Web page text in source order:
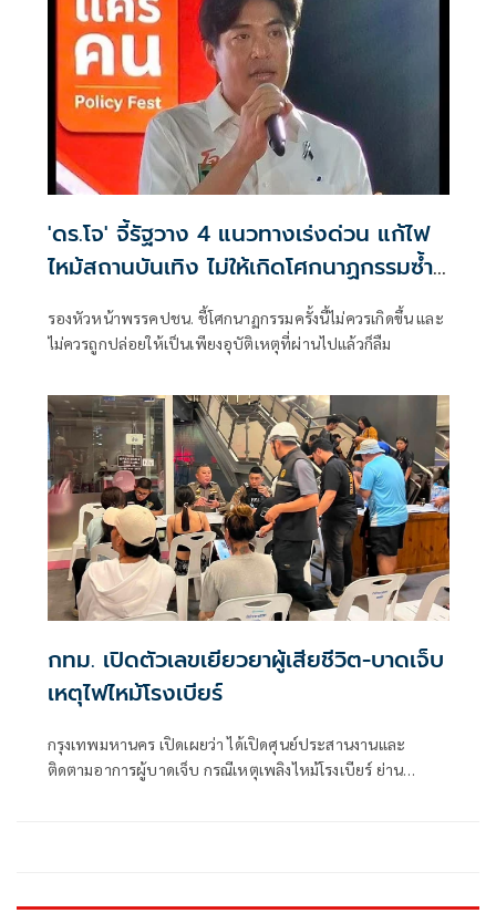
'ดร.โจ' จี้รัฐวาง 4 แนวทางเร่งด่วน แก้ไฟ
ไหม้สถานบันเทิง ไม่ให้เกิดโศกนาฏกรรมซ้ำ
รองหัวหน้าพรรคปชน. ชี้โศกนาฏกรรมครั้งนี้ไม่ควรเกิดขึ้น และ
ไม่ควรถูกปล่อยให้เป็นเพียงอุบัติเหตุที่ผ่านไปแล้วก็ลืม
กทม. เปิดตัวเลขเยียวยาผู้เสียชีวิต-บาดเจ็บ
เหตุไฟไหม้โรงเบียร์
กรุงเทพมหานคร เปิดเผยว่า ได้เปิดศุนย์ประสานงานและ
ติดตามอาการผู้บาดเจ็บ กรณีเหตุเพลิงไหม้โรงเบียร์ ย่าน